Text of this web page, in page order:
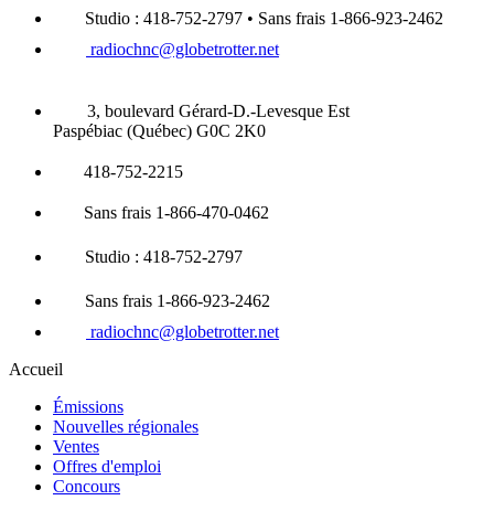
Studio : 418-752-2797 • Sans frais 1-866-923-2462
radiochnc@globetrotter.net
3, boulevard Gérard-D.-Levesque Est
Paspébiac (Québec) G0C 2K0
418-752-2215
Sans frais 1-866-470-0462
Studio : 418-752-2797
Sans frais 1-866-923-2462
radiochnc@globetrotter.net
Accueil
Émissions
Nouvelles régionales
Ventes
Offres d'emploi
Concours